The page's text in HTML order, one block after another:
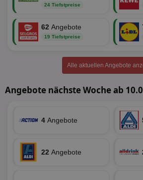
24 Tiefstpreise
62 Angebote
19 Tiefstpreise
Alle aktuellen Angebote
Angebote nächste Woche ab
4 Angebote
22 Angebote
Provider
identifier
securitytoken
PHPSESSID
PHP.net